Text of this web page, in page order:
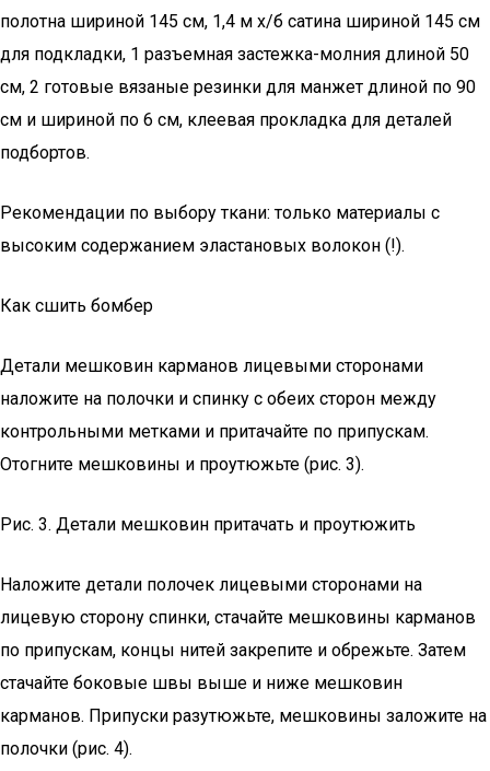
полотна шириной 145 см, 1,4 м х/б сатина шириной 145 см
для подкладки, 1 разъемная застежка-молния длиной 50
см, 2 готовые вязаные резинки для манжет длиной по 90
см и шириной по 6 см, клеевая прокладка для деталей
подбортов.
Рекомендации по выбору ткани: только материалы с
высоким содержанием эластановых волокон (!).
Как сшить бомбер
Детали мешковин карманов лицевыми сторонами
наложите на полочки и спинку с обеих сторон между
контрольными метками и притачайте по припускам.
Отогните мешковины и проутюжьте (рис. 3).
Рис. 3. Детали мешковин притачать и проутюжить
Наложите детали полочек лицевыми сторонами на
лицевую сторону спинки, стачайте мешковины карманов
по припускам, концы нитей закрепите и обрежьте. Затем
стачайте боковые швы выше и ниже мешковин
карманов. Припуски разутюжьте, мешковины заложите на
полочки (рис. 4).